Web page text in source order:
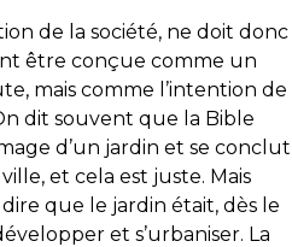
de la société, ne doit donc
être conçue comme un
mais comme l’intention de
dit souvent que la Bible
d’un jardin et se conclut
et cela est juste. Mais
dire que le jardin était, dès le
et s’urbaniser. La